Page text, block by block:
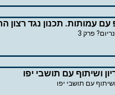
עם עמותות. תכנון נגד רצון
ושיתוף עם תושבי יפו
עם תושבי יפו